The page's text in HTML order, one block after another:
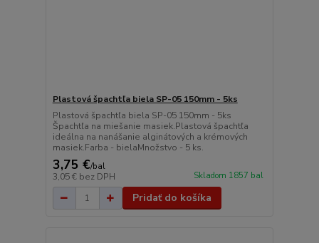
Plastová špachtľa biela SP-05 150mm - 5ks
Plastová špachtľa biela SP-05 150mm - 5ks
Špachtľa na miešanie masiek.Plastová špachtľa
ideálna na nanášanie alginátových a krémových
masiek.Farba - bielaMnožstvo - 5 ks.
3,75 €/bal
3,05 € bez DPH Skladom 1857 bal
Pridať do košíka